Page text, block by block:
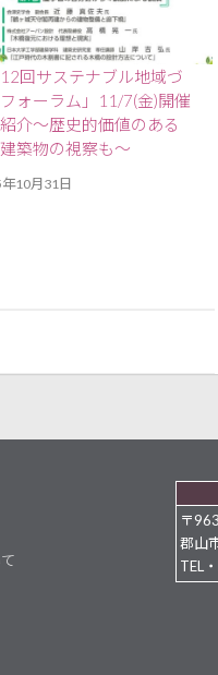
12回サステナブル地域づ
ォーラム」11/7(金)開催
介～歴史的価値のある
築物の視察も～
10月31日
〒
郡山
TEL